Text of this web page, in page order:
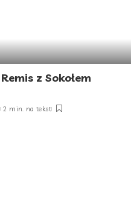
z Sokołem
2 min. na tekst